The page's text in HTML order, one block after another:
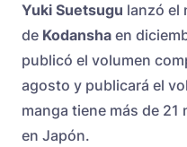
Yuki Suetsugu lanzó el
de Kodansha en
publicó el volumen
agosto y publicará el
manga tiene más de
en Japón.